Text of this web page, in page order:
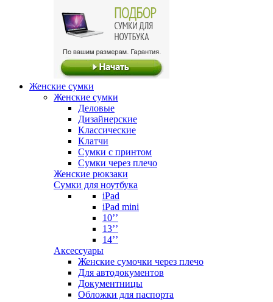
Женские сумки
Женские сумки
Деловые
Дизайнерские
Классические
Клатчи
Сумки с принтом
Сумки через плечо
Женские рюкзаки
Сумки для ноутбука
iPad
iPad mini
10’’
13’’
14’’
Аксессуары
Женские сумочки через плечо
Для автодокументов
Документницы
Обложки для паспорта